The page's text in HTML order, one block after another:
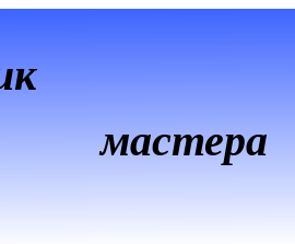
мастера